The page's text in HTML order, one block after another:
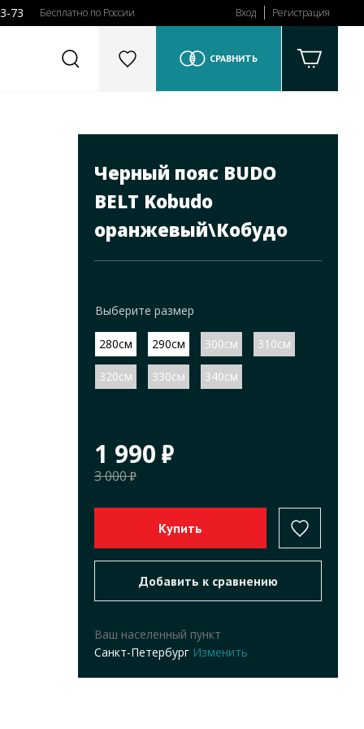
73 Бесплатно по России Вход Регистрация
СРАВНИТЬ
Черный пояс BUDO
BELT Kobudo
оранжевый\Кобудо
Выберите размер
280см 290см 300см 310см
320см 330см 340см
1 990
3 000
Ваш населенный пункт
Санкт-Петербург Изменить